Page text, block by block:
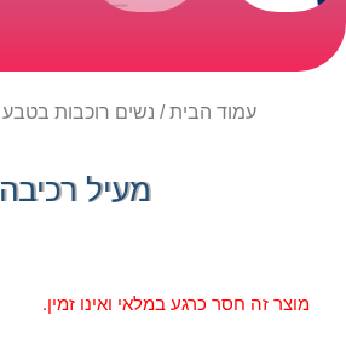
עמוד הבית/ נשים רוכבות בטבע
מעיל רכיבה
מוצר זה חסר כרגע במלאי ואינו זמין.